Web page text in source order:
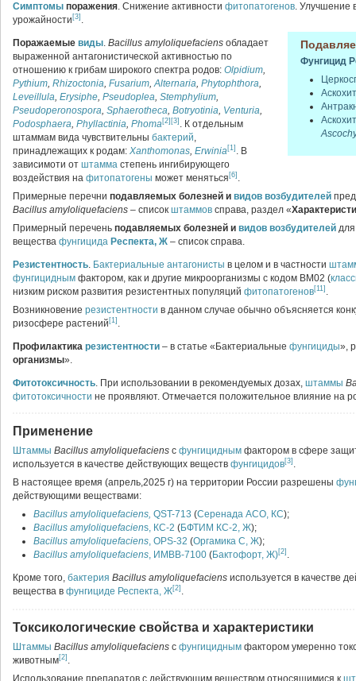
Симптомы поражения. Снижение активности фитопатогенов. Улучшение
урожайности [3] .
Фунгицид
Поражаемые виды. Bacillus amyloliquefaciens обладает
выраженной антагонистической активностью по
отношению к грибам широкого спектра родов: Olpidium,
Pythium, Rhizoctonia, Fusarium,Alternaria, Phytophthora,
Leveillula, Erysiphe, Pseudoplea, Stemphylium,
Pseudoperonospora, Sphaerotheca, Botryotinia, Venturia,
Podosphaera, Phyllactinia, Phoma[2] [3] . К отдельным
штаммам вида чувствительны бактерий,
принадлежащих к родам: Xanthomonas, Erwinia[1] . В
зависимоти от штамма степень ингибирующего
воздействия на фитопатогены может меняться [6] .
Примерные перечни подавляемых болезней и видов возбудителей
Bacillus amyloliquefaciens – список штаммов справа, раздел «
Примерный перечень подавляемых болезней и видов возбудителей
вещества фунгицида Респекта, Ж – список справа.
Резистентность. Бактериальные антагонисты в целом и в частности
фунгицидным фактором, как и другие микроорганизмы с кодом BM02 (
низким риском развития резистентных популяций фитопатогенов[11] .
Возникновение резистентности в данном случае обычно объясняется
ризосфере растений [1] .
Профилактика резистентности – в статье «Бактериальные фунгициды»,
организмы».
Фитотоксичность. При использовании в рекомендуемых дозах, штаммы
фитотоксичности не проявляют. Отмечается положительное влияние на
Применение
Штаммы Bacillus amyloliquefaciens с фунгицидным фактором в сфере
используется в качестве действующих веществ фунгицидов[3] .
В настоящее время (апрель,2025 г) на территории России разрешены
действующими веществами:
Bacillus amyloliquefaciens, QST-713 (Серенада АСО, КС);
Bacillus amyloliquefaciens, КС-2 (БФТИМ КС-2, Ж);
Bacillus amyloliquefaciens, OPS-32 (Оргамика С, Ж);
Bacillus amyloliquefaciens, ИМВВ-7100 (Бактофорт, Ж)[2] .
Кроме того, бактерия Bacillus amyloliquefaciens используется в качестве
вещества в фунгициде Респекта, Ж[2] .
Токсикологические свойства и характеристики
Штаммы Bacillus amyloliquefaciens с фунгицидным фактором умеренно
животным[2] .
Использование препаратов с действующим веществом относящимися к